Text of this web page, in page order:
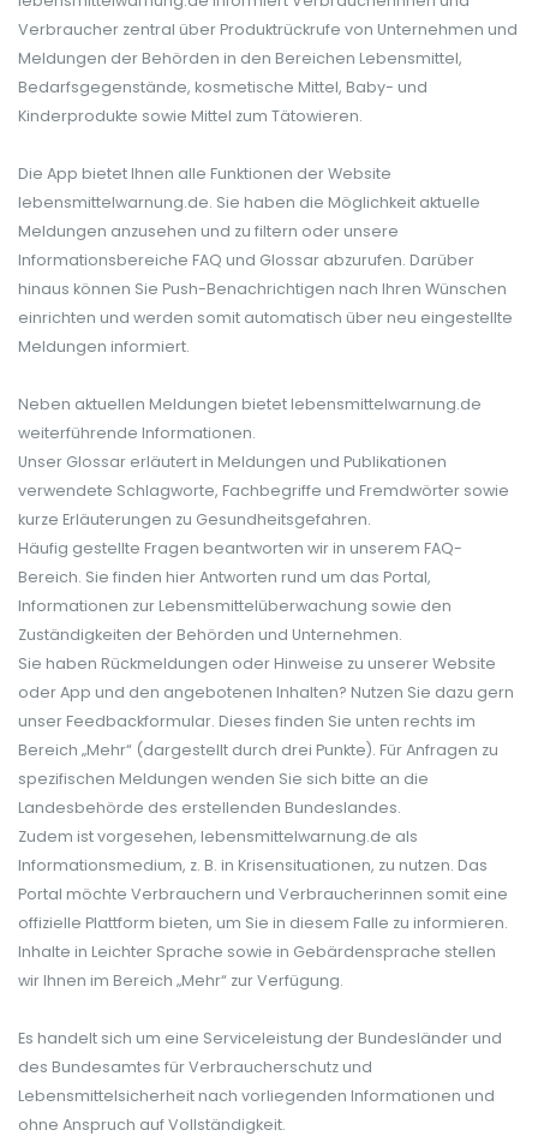
Verbraucher zentral über Produktrückrufe von Unternehmen und
Meldungen der Behörden in den Bereichen Lebensmittel,
Bedarfsgegenstände, kosmetische Mittel, Baby- und
Kinderprodukte sowie Mittel zum Tätowieren.
Die App bietet Ihnen alle Funktionen der Website
lebensmittelwarnung.de. Sie haben die Möglichkeit aktuelle
Meldungen anzusehen und zu filtern oder unsere
Informationsbereiche FAQ und Glossar abzurufen. Darüber
hinaus können Sie Push-Benachrichtigen nach Ihren Wünschen
einrichten und werden somit automatisch über neu eingestellte
Meldungen informiert.
Neben aktuellen Meldungen bietet lebensmittelwarnung.de
weiterführende Informationen.
Unser Glossar erläutert in Meldungen und Publikationen
verwendete Schlagworte, Fachbegriffe und Fremdwörter sowie
kurze Erläuterungen zu Gesundheitsgefahren.
Häufig gestellte Fragen beantworten wir in unserem FAQ-
Bereich. Sie finden hier Antworten rund um das Portal,
Informationen zur Lebensmittelüberwachung sowie den
Zuständigkeiten der Behörden und Unternehmen.
Sie haben Rückmeldungen oder Hinweise zu unserer Website
oder App und den angebotenen Inhalten? Nutzen Sie dazu gern
unser Feedbackformular. Dieses finden Sie unten rechts im
Bereich „Mehr“ (dargestellt durch drei Punkte). Für Anfragen zu
spezifischen Meldungen wenden Sie sich bitte an die
Landesbehörde des erstellenden Bundeslandes.
Zudem ist vorgesehen, lebensmittelwarnung.de als
Informationsmedium, z. B. in Krisensituationen, zu nutzen. Das
Portal möchte Verbrauchern und Verbraucherinnen somit eine
offizielle Plattform bieten, um Sie in diesem Falle zu informieren.
Inhalte in Leichter Sprache sowie in Gebärdensprache stellen
wir Ihnen im Bereich „Mehr“ zur Verfügung.
Es handelt sich um eine Serviceleistung der Bundesländer und
des Bundesamtes für Verbraucherschutz und
Lebensmittelsicherheit nach vorliegenden Informationen und
ohne Anspruch auf Vollständigkeit.